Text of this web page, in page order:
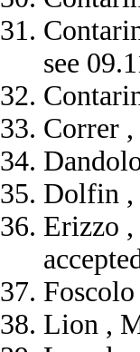
see
Correr
Dolfin ,
Erizzo
Lion ,